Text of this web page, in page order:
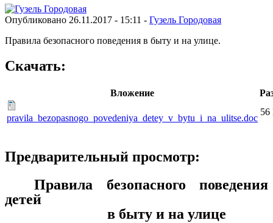
Опубликовано 26.11.2017 - 15:11 - Гузель Городовая
Правила безопасного поведения в быту и на улице.
Скачать:
Вложение
pravila_bezopasnogo_povedeniya_detey_v_bytu_i_na_ulitse.doc
Предварительный просмотр:
Правила безопасного поведения
детей
в быту и на улице